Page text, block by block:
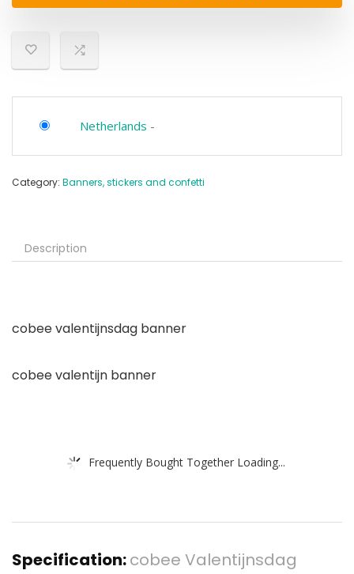
Netherlands -
Category: Banners, stickers and confetti
Description
cobee valentijnsdag banner
cobee valentijn banner
Frequently Bought Together Loading...
Specification:cobee Valentijnsdag